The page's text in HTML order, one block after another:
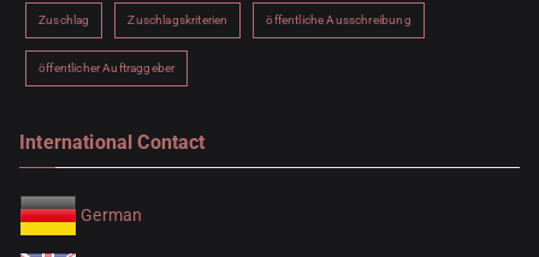
Zuschlag Zuschlagskriterien öffentliche Ausschreibung
öffentlicher Auftraggeber
International Contact
German